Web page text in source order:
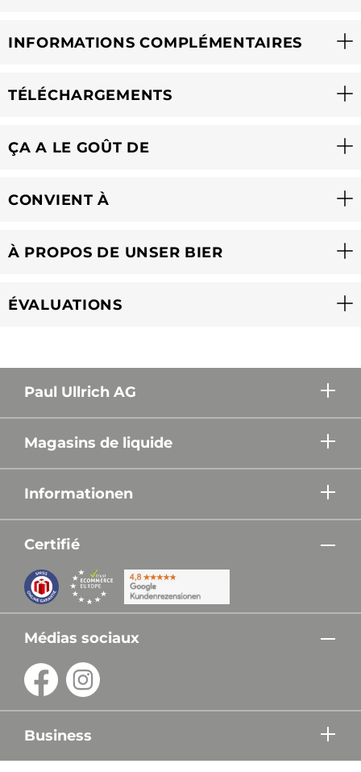
INFORMATIONS COMPLÉMENTAIRES
TÉLÉCHARGEMENTS
ÇA A LE GOÛT DE
CONVIENT À
À PROPOS DE UNSER BIER
ÉVALUATIONS
Paul Ullrich AG
Magasins de liquide
Informationen
Certifié
Médias sociaux
Business